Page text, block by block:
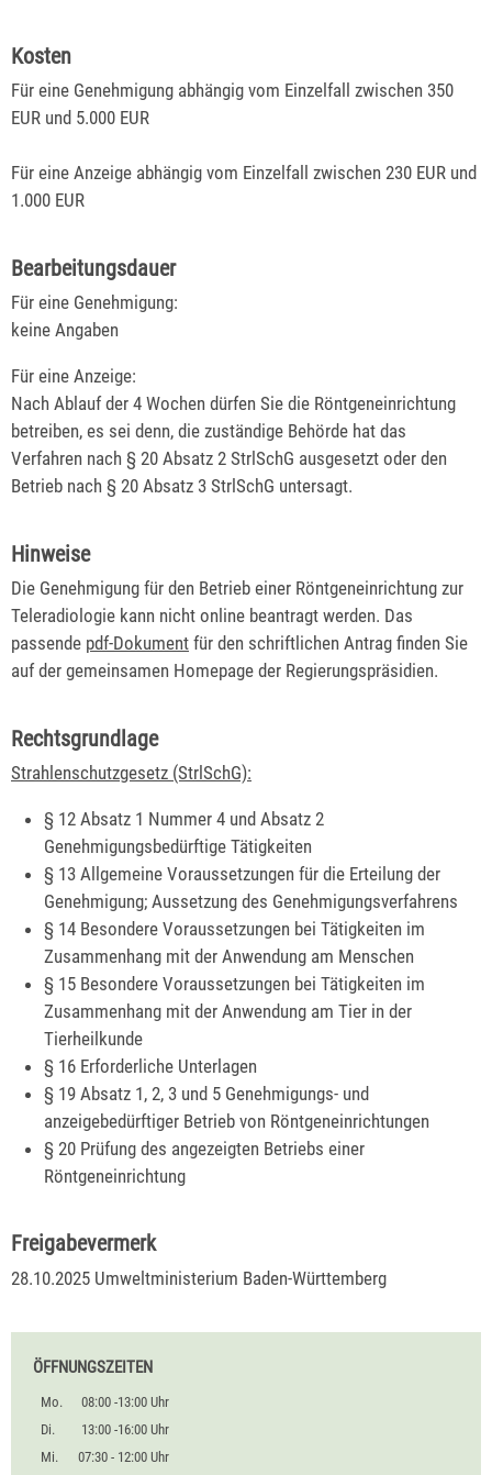
Kosten
Für eine Genehmigung abhängig vom Einzelfall zwischen 350
EUR und 5.000 EUR
Für eine Anzeige abhängig vom Einzelfall zwischen 230 EUR und
1.000 EUR
Bearbeitungsdauer
Für eine Genehmigung:
keine Angaben
Für eine Anzeige:
Nach Ablauf der 4 Wochen dürfen Sie die Röntgeneinrichtung
betreiben, es sei denn, die zuständige Behörde hat das
Verfahren nach § 20 Absatz 2 StrlSchG ausgesetzt oder den
Betrieb nach § 20 Absatz 3 StrlSchG untersagt.
Hinweise
Die Genehmigung für den Betrieb einer Röntgeneinrichtung zur
Teleradiologie kann nicht online beantragt werden. Das
passende pdf-Dokument für den schriftlichen Antrag finden Sie
auf der gemeinsamen Homepage der Regierungspräsidien.
Rechtsgrundlage
Strahlenschutzgesetz (StrlSchG):
§ 12 Absatz 1 Nummer 4 und Absatz 2
Genehmigungsbedürftige Tätigkeiten
§ 13 Allgemeine Voraussetzungen für die Erteilung der
Genehmigung; Aussetzung des Genehmigungsverfahrens
§ 14 Besondere Voraussetzungen bei Tätigkeiten im
Zusammenhang mit der Anwendung am Menschen
§ 15 Besondere Voraussetzungen bei Tätigkeiten im
Zusammenhang mit der Anwendung am Tier in der
Tierheilkunde
§ 16 Erforderliche Unterlagen
§ 19 Absatz 1, 2, 3 und 5 Genehmigungs- und
anzeigebedürftiger Betrieb von Röntgeneinrichtungen
§ 20 Prüfung des angezeigten Betriebs einer
Röntgeneinrichtung
Freigabevermerk
28.10.2025 Umweltministerium Baden-Württemberg
ÖFFNUNGSZEITEN
Mo.
08:00 -13:00 Uhr
Di.
13:00 -16:00 Uhr
Mi.
07:30 - 12:00 Uhr